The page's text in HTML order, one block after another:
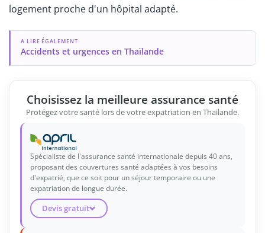
logement proche d'un hôpital adapté.
A LIRE ÉGALEMENT
Accidents et urgences en Thaïlande
Choisissez la meilleure assurance santé
Protégez votre santé lors de votre expatriation en Thailande.
Spécialiste de l'assurance santé internationale depuis 40 ans,
proposant des couvertures santé adaptées à vos besoins
d'expatrié, que ce soit pour un séjour temporaire ou une
expatriation de longue durée.
Devis gratuit